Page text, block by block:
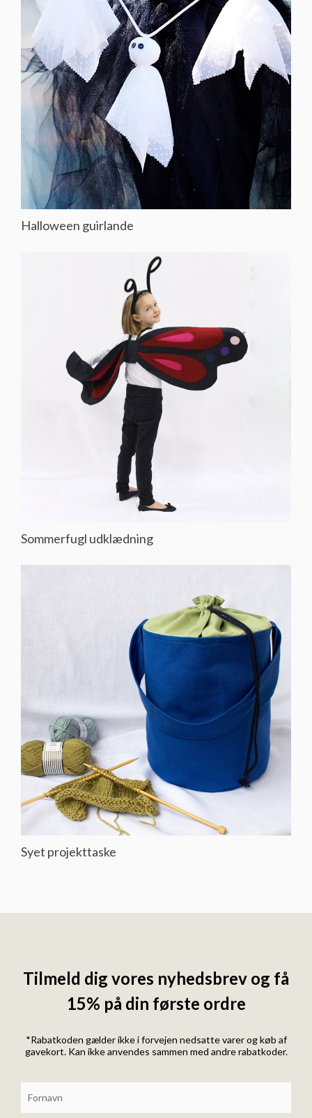
Halloween guirlande
Sommerfugl udklædning
Syet projekttaske
Tilmeld dig vores nyhedsbrev og få
15% på din første ordre
*Rabatkoden gælder ikke i forvejen nedsatte varer og køb af
gavekort. Kan ikke anvendes sammen med andre rabatkoder.